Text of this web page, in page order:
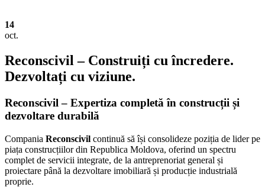
14
oct.
Reconscivil – Construiți cu încredere.
Dezvoltați cu viziune.
Reconscivil – Expertiza completă în construcții și
dezvoltare durabilă
Compania Reconscivil continuă să își consolideze poziția de lider pe
piața construcțiilor din Republica Moldova, oferind un spectru
complet de servicii integrate, de la antreprenoriat general și
proiectare până la dezvoltare imobiliară și producție industrială
proprie.